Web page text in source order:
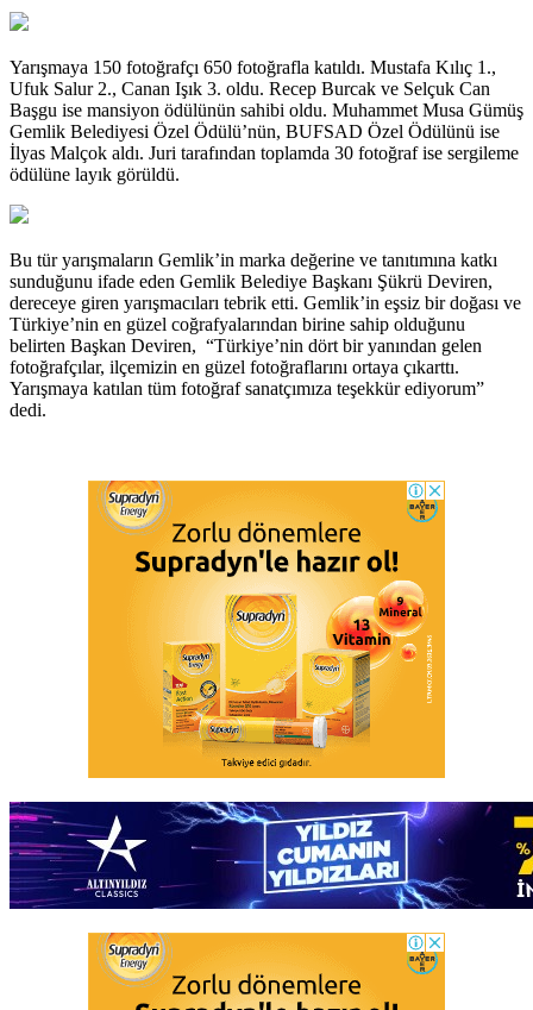
Yarışmaya 150 fotoğrafçı 650 fotoğrafla katıldı. Mustafa Kılıç 1.,
Ufuk Salur 2., Canan Işık 3. oldu. Recep Burcak ve Selçuk Can
Başgu ise mansiyon ödülünün sahibi oldu. Muhammet Musa Gümüş
Gemlik Belediyesi Özel Ödülü’nün, BUFSAD Özel Ödülünü ise
İlyas Malçok aldı. Juri tarafından toplamda 30 fotoğraf ise sergileme
ödülüne layık görüldü.
Bu tür yarışmaların Gemlik’in marka değerine ve tanıtımına katkı
sunduğunu ifade eden Gemlik Belediye Başkanı Şükrü Deviren,
dereceye giren yarışmacıları tebrik etti. Gemlik’in eşsiz bir doğası ve
Türkiye’nin en güzel coğrafyalarından birine sahip olduğunu
belirten Başkan Deviren, “Türkiye’nin dört bir yanından gelen
fotoğrafçılar, ilçemizin en güzel fotoğraflarını ortaya çıkarttı.
Yarışmaya katılan tüm fotoğraf sanatçımıza teşekkür ediyorum”
dedi.